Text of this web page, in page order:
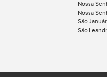
Nossa
Nossa
São
São